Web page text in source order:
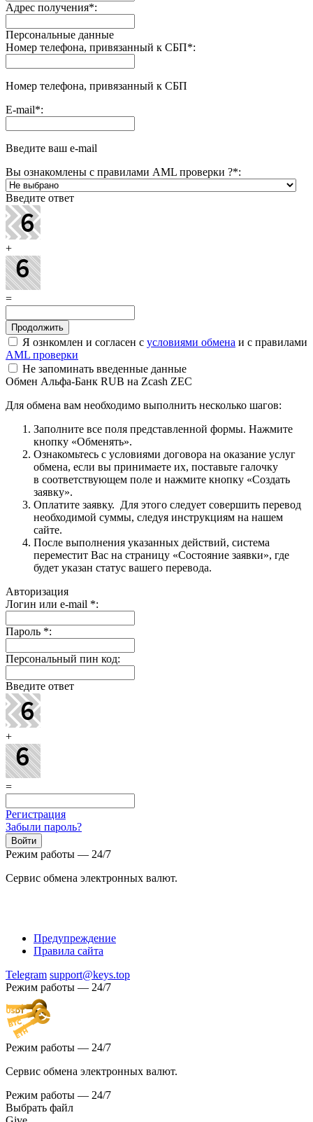
Адрес получения*:
Персональные данные
Номер телефона, привязанный к СБП*:
Номер телефона, привязанный к СБП
E-mail*:
Введите ваш e-mail
Вы ознакомлены с правилами AML проверки ?*:
Введите ответ
+
=
Я ознкомлен и согласен с условиями обмена и с правилами
AML проверки
Не запоминать введенные данные
Обмен Альфа-Банк RUB на Zcash ZEC
Для обмена вам необходимо выполнить несколько шагов:
Заполните все поля представленной формы. Нажмите
кнопку «Обменять».
Ознакомьтесь с условиями договора на оказание услуг
обмена, если вы принимаете их, поставьте галочку
в соответствующем поле и нажмите кнопку «Создать
заявку».
Оплатите заявку. Для этого следует совершить перевод
необходимой суммы, следуя инструкциям на нашем
сайте.
После выполнения указанных действий, система
переместит Вас на страницу «Состояние заявки», где
будет указан статус вашего перевода.
Авторизация
Логин или e-mail *:
Пароль *:
Персональный пин код:
Введите ответ
+
=
Регистрация
Забыли пароль?
Режим работы — 24/7
Сервис обмена электронных валют.
Предупреждение
Правила сайта
Telegram support@keys.top
Режим работы — 24/7
Режим работы — 24/7
Сервис обмена электронных валют.
Режим работы — 24/7
Выбрать файл